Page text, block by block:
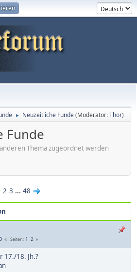
► Neuzeitliche Funde(Moderator:Thor)
Funde
Thema zugeordnet werden
2 3 ... 48
Seiten 1 2
17./18. Jh.?